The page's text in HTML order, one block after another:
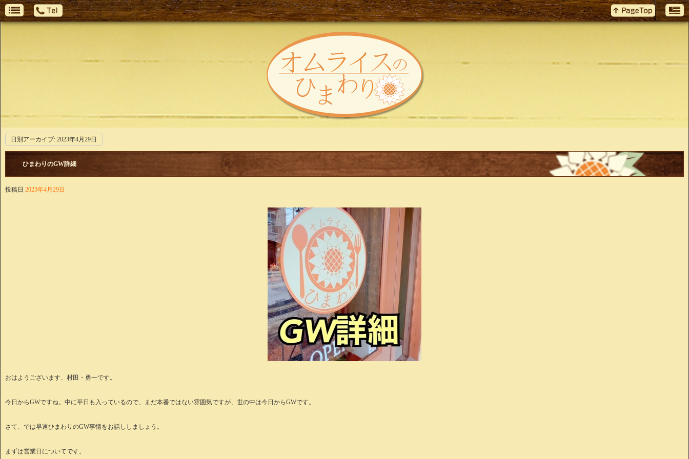
日別アーカイブ: 2023年4月29日
ひまわりのGW詳細
投稿日 2023年4月29日
おはようございます、村田・勇一です。
今日からGWですね。中に平日も入っているので、まだ本番ではない雰囲気ですが、世の中は今日からGWです。
さて、では早速ひまわりのGW事情をお話ししましょう。
まずは営業日についてです。